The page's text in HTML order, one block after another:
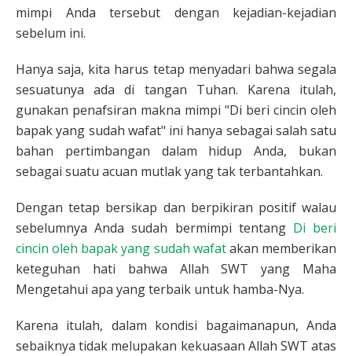
mimpi Anda tersebut dengan kejadian-kejadian
sebelum ini.
Hanya saja, kita harus tetap menyadari bahwa segala
sesuatunya ada di tangan Tuhan. Karena itulah,
gunakan penafsiran makna mimpi "Di beri cincin oleh
bapak yang sudah wafat" ini hanya sebagai salah satu
bahan pertimbangan dalam hidup Anda, bukan
sebagai suatu acuan mutlak yang tak terbantahkan.
Dengan tetap bersikap dan berpikiran positif walau
sebelumnya Anda sudah bermimpi tentang Di beri
cincin oleh bapak yang sudah wafatakan memberikan
keteguhan hati bahwa Allah SWT yang Maha
Mengetahui apa yang terbaik untuk hamba-Nya.
Karena itulah, dalam kondisi bagaimanapun, Anda
sebaiknya tidak melupakan kekuasaan Allah SWT atas